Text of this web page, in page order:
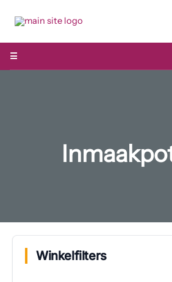
naar
inhoud
☰
Winkelfilters